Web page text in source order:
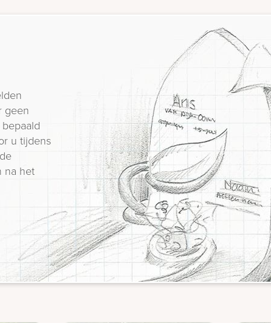
geen
u tijdens
na het